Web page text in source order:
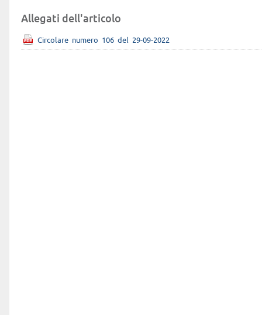
Allegati dell'articolo
Circolare_numero_106_del_29-09-2022